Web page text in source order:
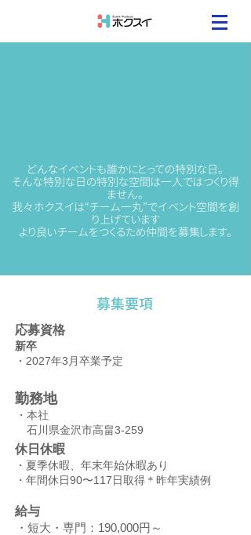
どんなイベントも誰かにとっての特別な日。
そんな特別な日の特別な空間は一人ではつくり得
ません。
我々ホクスイは“チーム一丸”でイベント空間を創
り上げています
より良いチームをつくるため仲間を募集します。
​募集要項
​応募資格
新卒
・2027年3月卒業予定
​勤務地
​・本社
石川県金沢市高畠3-259
​休日休暇
​・夏季休暇、年末年始休暇あり
​・年間休日90〜117日取得＊昨年実績例
​給与
・短大・専門：190,000円～